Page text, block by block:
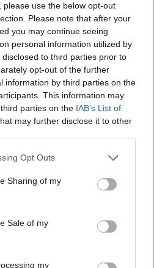
use the below opt-out
Please note that after your
you may continue seeing
personal information utilized by
to third parties prior to
opt-out of the further
information by third parties on the
This information may
parties on the IAB’s List of
may further disclose it to other
Opt Outs
Sharing of my
Sale of my
my